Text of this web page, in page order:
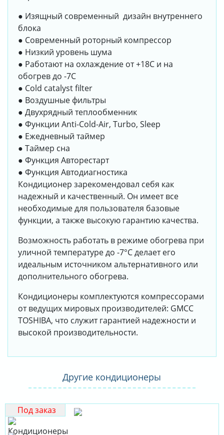
● Изящный современный дизайн внутреннего
блока
● Современный роторный компрессор
● Низкий уровень шума
● Работают на охлаждение от +18С и на
обогрев до -7С
● Сold catalyst filter
● Воздушные фильтры
● Двухрядный теплообменник
● Функции Anti-Cold-Air, Turbo, Sleep
● Ежедневный таймер
● Таймер сна
● Функция Авторестарт
● Функция Автодиагностика
Кондиционер зарекомендовал себя как
надежный и качественный. Он имеет все
необходимые для пользователя базовые
функции, а также высокую гарантию качества.
Возможность работать в режиме обогрева при
уличной температуре до -7°С делает его
идеальным источником альтернативного или
дополнительного обогрева.
Кондиционеры комплектуются компрессорами
от ведущих мировых производителей: GMCC
TOSHIBA, что служит гарантией надежности и
высокой производительности.
Другие кондиционеры
Под заказ